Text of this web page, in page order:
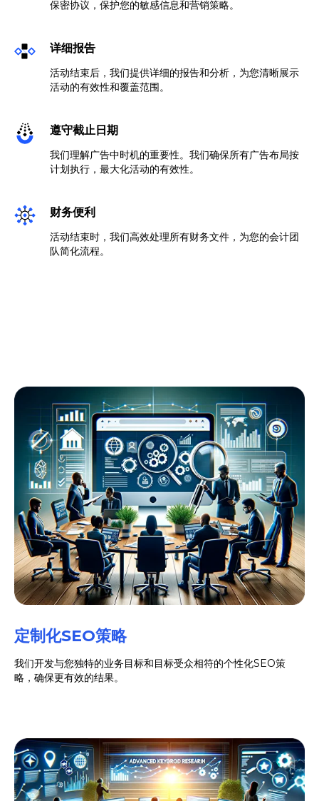
保密协议，保护您的敏感信息和营销策略。
详细报告
活动结束后，我们提供详细的报告和分析，为您清晰展示
活动的有效性和覆盖范围。
遵守截止日期
我们理解广告中时机的重要性。我们确保所有广告布局按
计划执行，最大化活动的有效性。
财务便利
活动结束时，我们高效处理所有财务文件，为您的会计团
队简化流程。
定制化SEO策略
我们开发与您独特的业务目标和目标受众相符的个性化SEO策
略，确保更有效的结果。